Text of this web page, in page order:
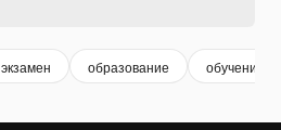
экзамен образование обучение